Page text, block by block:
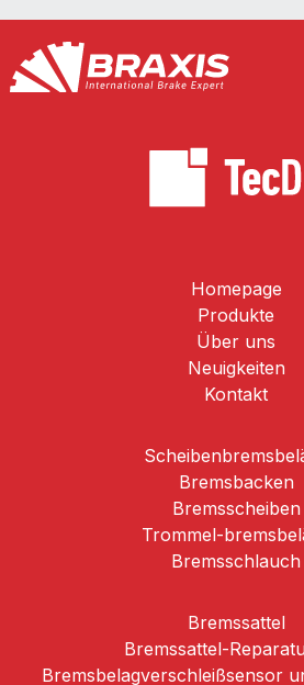
Homepage
Produkte
Über uns
Neuigkeiten
Kontakt
Brems­backen
Bremsscheiben
Trommel-­
Bremsschlauch
Bremssattel
Bremssattel-
Bremsbelagverschleißsensor